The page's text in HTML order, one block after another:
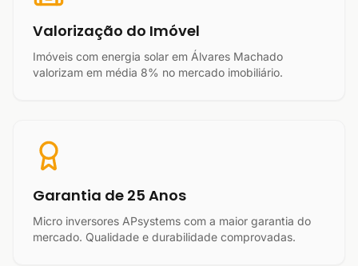
Valorização do Imóvel
Imóveis com energia solar em Álvares Machado
valorizam em média 8% no mercado imobiliário.
Garantia de 25 Anos
Micro inversores APsystems com a maior garantia do
mercado. Qualidade e durabilidade comprovadas.